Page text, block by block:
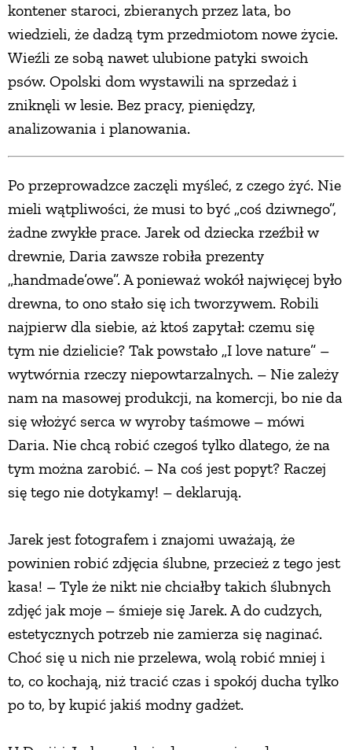
kontener staroci, zbieranych przez lata, bo
wiedzieli, że dadzą tym przedmiotom nowe życie.
Wieźli ze sobą nawet ulubione patyki swoich
psów. Opolski dom wystawili na sprzedaż i
zniknęli w lesie. Bez pracy, pieniędzy,
analizowania i planowania.
Po przeprowadzce zaczęli myśleć, z czego żyć. Nie
mieli wątpliwości, że musi to być „coś dziwnego”,
żadne zwykłe prace. Jarek od dziecka rzeźbił w
drewnie, Daria zawsze robiła prezenty
„handmade’owe”. A ponieważ wokół najwięcej było
drewna, to ono stało się ich tworzywem. Robili
najpierw dla siebie, aż ktoś zapytał: czemu się
tym nie dzielicie? Tak powstało „I love nature” –
wytwórnia rzeczy niepowtarzalnych. – Nie zależy
nam na masowej produkcji, na komercji, bo nie da
się włożyć serca w wyroby taśmowe – mówi
Daria. Nie chcą robić czegoś tylko dlatego, że na
tym można zarobić. – Na coś jest popyt? Raczej
się tego nie dotykamy! – deklarują.
Jarek jest fotografem i znajomi uważają, że
powinien robić zdjęcia ślubne, przecież z tego jest
kasa! – Tyle że nikt nie chciałby takich ślubnych
zdjęć jak moje – śmieje się Jarek. A do cudzych,
estetycznych potrzeb nie zamierza się naginać.
Choć się u nich nie przelewa, wolą robić mniej i
to, co kochają, niż tracić czas i spokój ducha tylko
po to, by kupić jakiś modny gadżet.